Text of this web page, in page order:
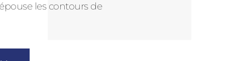
les contours de